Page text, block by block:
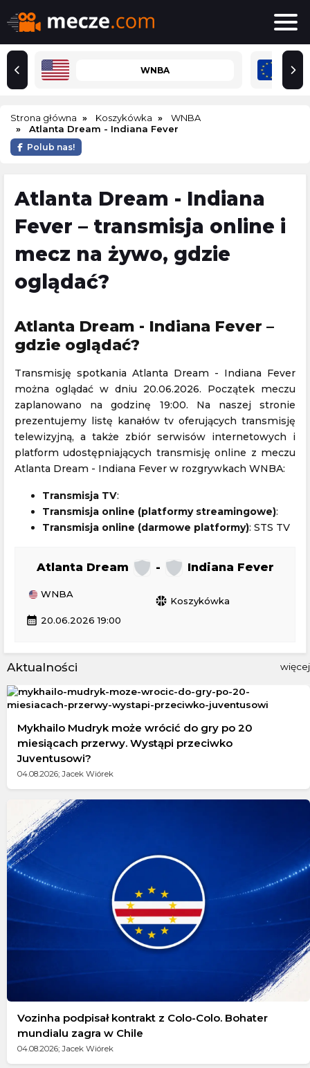
WNBA
Strona główna Koszykówka
WNBA
Atlanta Dream - Indiana Fever
Polub nas!
Atlanta Dream - Indiana
Fever – transmisja online i
mecz na żywo, gdzie
oglądać?
Atlanta Dream - Indiana Fever –
gdzie oglądać?
Transmisję spotkania Atlanta Dream - Indiana Fever
można oglądać w dniu 20.06.2026. Początek meczu
zaplanowano na godzinę 19:00. Na naszej stronie
prezentujemy listę kanałów tv oferujących transmisję
telewizyjną, a także zbiór serwisów internetowych i
platform udostępniających transmisję online z meczu
Atlanta Dream - Indiana Fever w rozgrywkach WNBA:
Transmisja TV:
Transmisja online (platformy streamingowe):
Transmisja online (darmowe platformy): STS TV
Atlanta Dream - Indiana Fever
WNBA
sports_basketball Koszykówka
calendar_month 20.06.2026 19:00
Aktualności więcej
Mykhailo Mudryk może wrócić do gry po 20
miesiącach przerwy. Wystąpi przeciwko
Juventusowi?
04.08.2026; Jacek Wiórek
Vozinha podpisał kontrakt z Colo-Colo. Bohater
mundialu zagra w Chile
04.08.2026; Jacek Wiórek